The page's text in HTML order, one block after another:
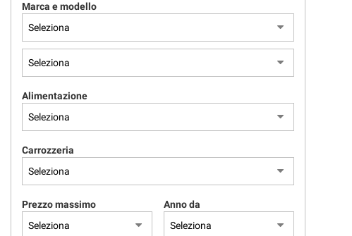
Marca e modello
Alimentazione
Carrozzeria
Prezzo massimo Anno da